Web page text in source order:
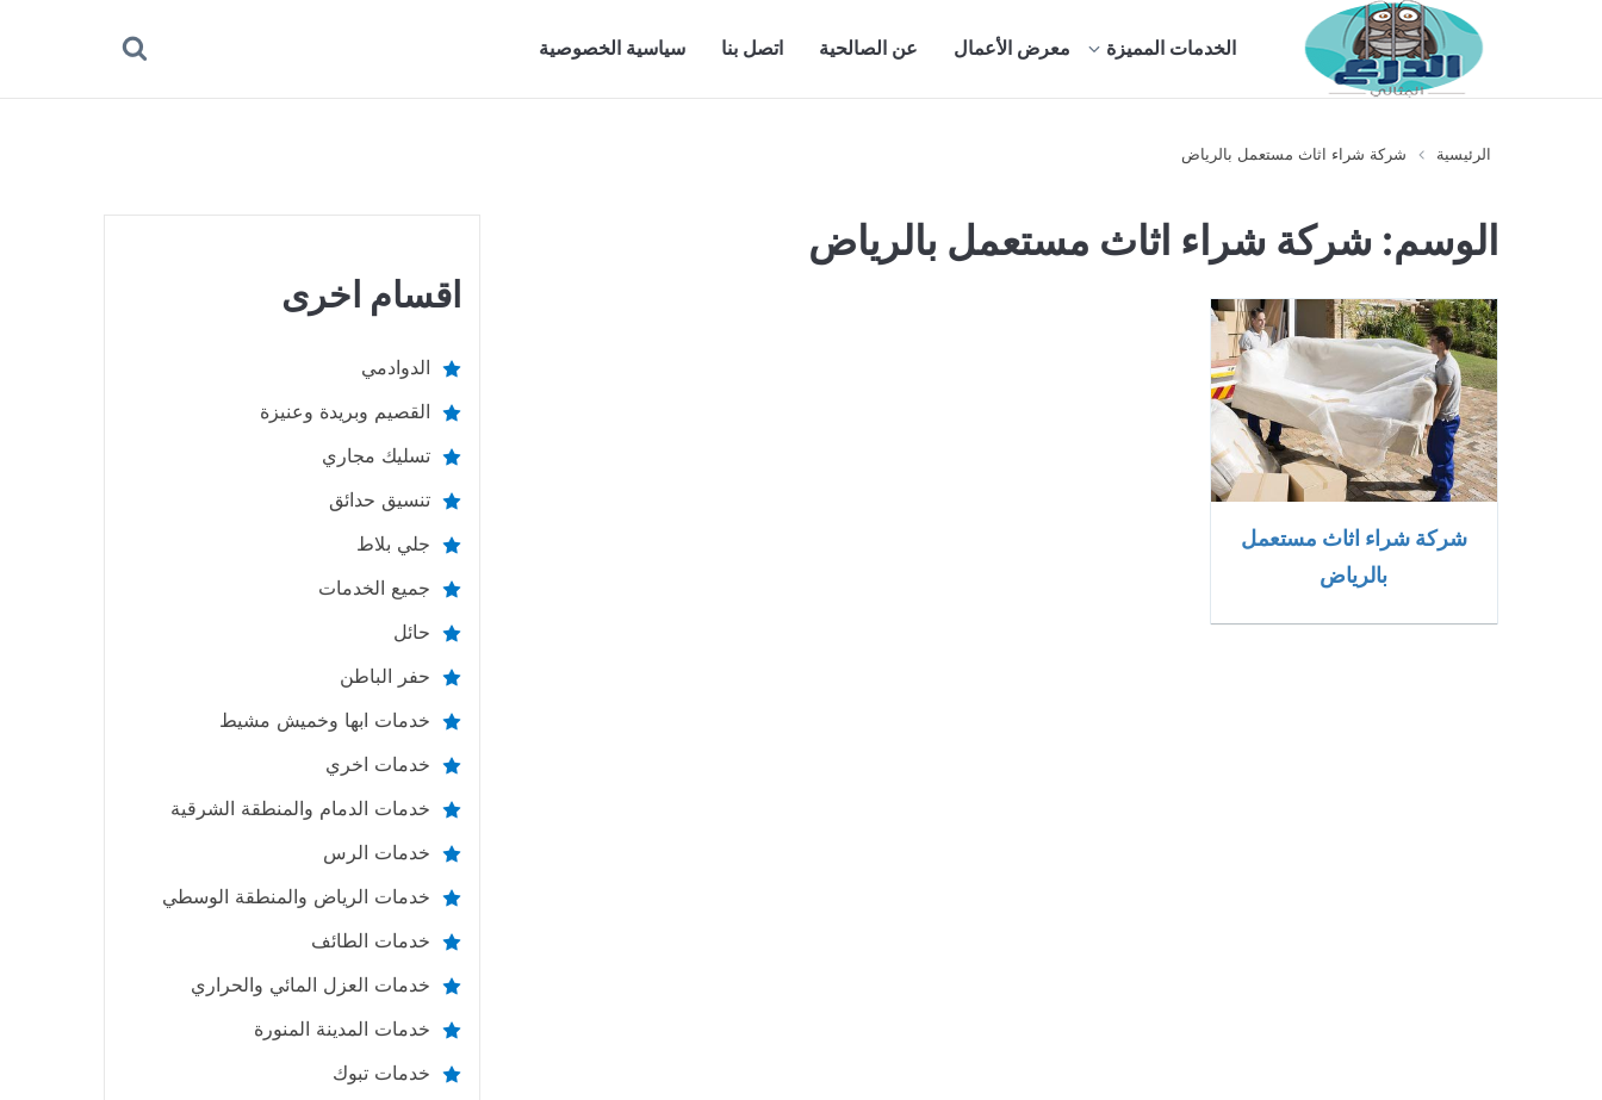
الخدمات المميزة معرض الأعمال عن الصالحية اتصل بنا سياسية الخصوصية
الرئيسية شركة شراء اثاث مستعمل بالرياض
الوسم: شركة شراء اثاث مستعمل بالرياض
شركة شراء اثاث مستعمل
بالرياض
اقسام اخرى
الدوادمي
القصيم وبريدة وعنيزة
تسليك مجاري
تنسيق حدائق
جلي بلاط
جميع الخدمات
حائل
حفر الباطن
خدمات ابها وخميش مشيط
خدمات اخري
خدمات الدمام والمنطقة الشرقية
خدمات الرس
خدمات الرياض والمنطقة الوسطي
خدمات الطائف
خدمات العزل المائي والحراري
خدمات المدينة المنورة
خدمات تبوك